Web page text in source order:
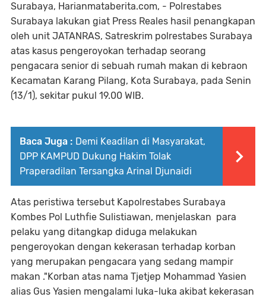
Surabaya, Harianmataberita.com, - Polrestabes
Surabaya lakukan giat Press Reales hasil penangkapan
oleh unit JATANRAS, Satreskrim polrestabes Surabaya
atas kasus pengeroyokan terhadap seorang
pengacara senior di sebuah rumah makan di kebraon
Kecamatan Karang Pilang, Kota Surabaya, pada Senin
(13/1), sekitar pukul 19.00 WIB.
Baca Juga : Demi Keadilan di Masyarakat,
DPP KAMPUD Dukung Hakim Tolak
Praperadilan Tersangka Arinal Djunaidi
Atas peristiwa tersebut Kapolrestabes Surabaya
Kombes Pol Luthfie Sulistiawan, menjelaskan para
pelaku yang ditangkap diduga melakukan
pengeroyokan dengan kekerasan terhadap korban
yang merupakan pengacara yang sedang mampir
makan ."Korban atas nama Tjetjep Mohammad Yasien
alias Gus Yasien mengalami luka-luka akibat kekerasan